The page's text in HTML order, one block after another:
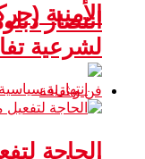
الأمنية
انتصار
لشرعية
فن و ثقافة
الحاجة